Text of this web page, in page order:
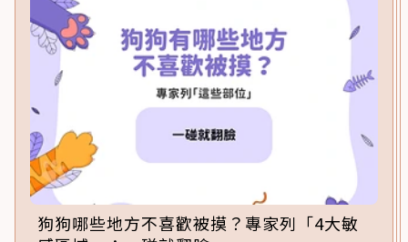
狗狗哪些地方不喜歡被摸？專家列「4大敏